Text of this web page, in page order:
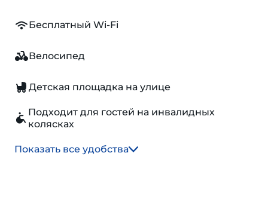
Бесплатный Wi-Fi
Велосипед
Детская площадка на улице
Подходит для гостей на инвалидных
колясках
Показать все удобства